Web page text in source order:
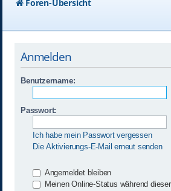
Foren-Übersicht
Anmelden
Benutzername:
Passwort:
Ich habe mein Passwort vergessen
Die Aktivierungs-E-Mail erneut senden
Angemeldet bleiben
Meinen Online-Status während